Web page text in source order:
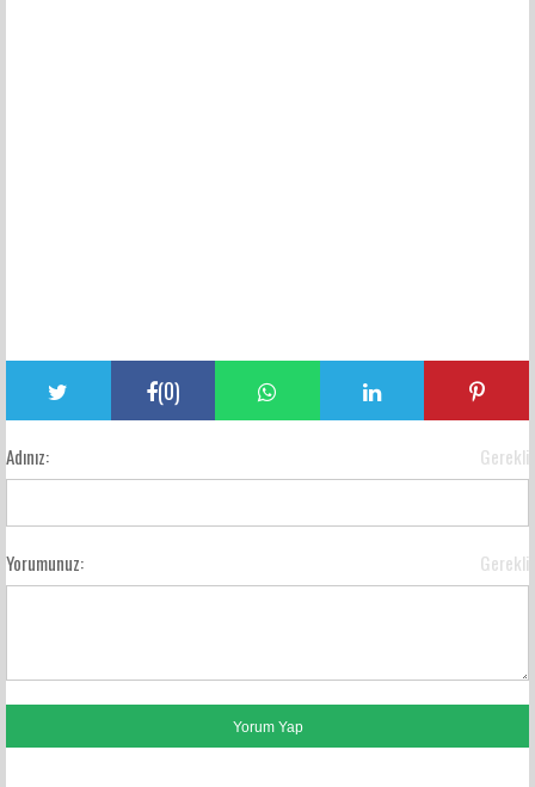
(0)
Adınız: Gerekli
Yorumunuz: Gerekli